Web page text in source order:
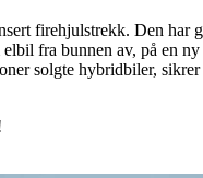
firehjulstrekk. Den har
fra bunnen av, på en
solgte hybridbiler,